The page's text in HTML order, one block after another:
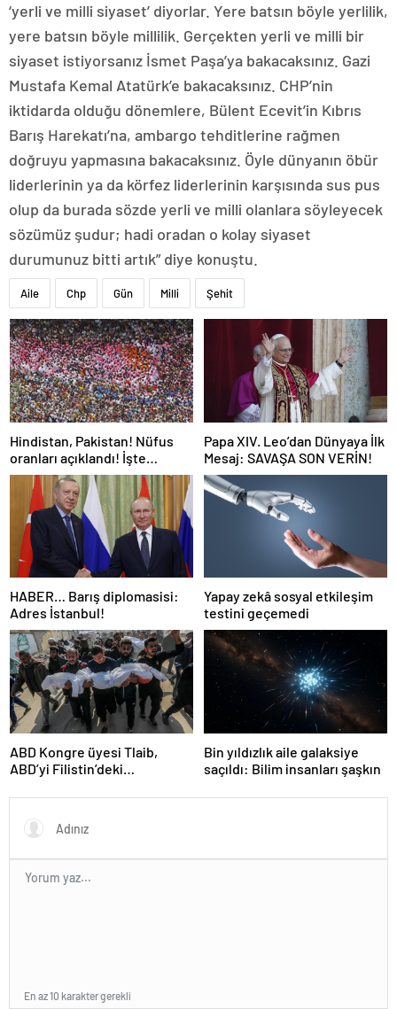
‘yerli ve milli siyaset’ diyorlar. Yere batsın böyle yerlilik,
yere batsın böyle millilik. Gerçekten yerli ve milli bir
siyaset istiyorsanız İsmet Paşa’ya bakacaksınız. Gazi
Mustafa Kemal Atatürk’e bakacaksınız. CHP’nin
iktidarda olduğu dönemlere, Bülent Ecevit’in Kıbrıs
Barış Harekatı’na, ambargo tehditlerine rağmen
doğruyu yapmasına bakacaksınız. Öyle dünyanın öbür
liderlerinin ya da körfez liderlerinin karşısında sus pus
olup da burada sözde yerli ve milli olanlara söyleyecek
sözümüz şudur; hadi oradan o kolay siyaset
durumunuz bitti artık” diye konuştu.
Aile Chp Gün Milli Şehit
Hindistan, Pakistan! Nüfus
oranları açıklandı! İşte
Dünyanın en kalabalık ülkesi!
Dünya haritası ülkeler!
Papa XIV. Leo’dan Dünyaya İlk
Mesaj: SAVAŞA SON VERİN!
HABER… Barış diplomasisi:
Adres İstanbul!
Yapay zekâ sosyal etkileşim
testini geçemedi
ABD Kongre üyesi Tlaib,
ABD’yi Filistin’deki
olmakla itham etti
Bin yıldızlık aile galaksiye
saçıldı: Bilim insanları şaşkın
En az 10 karakter gerekli